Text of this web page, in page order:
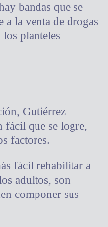
bandas que se
a la venta de drogas
planteles
Gutiérrez
fácil que se logre,
factores.
fácil rehabilitar a
adultos, son
componer sus